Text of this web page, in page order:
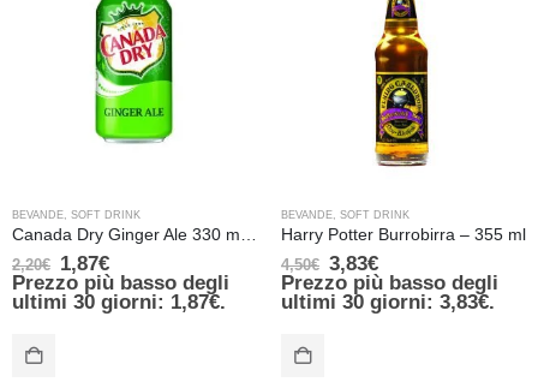
BEVANDE, SOFT DRINK
Canada Dry Ginger Ale 330 ml Made in Canada
2,20€ 1,87€
Prezzo più basso degli
ultimi 30 giorni: 1,87€.
BEVANDE, SOFT DRINK
Harry Potter Burrobirra – 355 ml
4,50€ 3,83€
Prezzo più basso degli
ultimi 30 giorni: 3,83€.